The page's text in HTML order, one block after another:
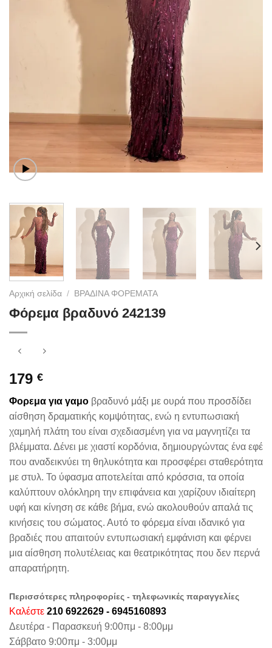
Αρχική σελίδα / ΒΡΑΔΙΝΑ ΦΟΡΕΜΑΤΑ
Φόρεμα βραδυνό 242139
179 €
Φορεμα για γαμο βραδυνό μάξι με ουρά που προσδίδει
αίσθηση δραματικής κομψότητας, ενώ η εντυπωσιακή
χαμηλή πλάτη του είναι σχεδιασμένη για να μαγνητίζει τα
βλέμματα. Δένει με χιαστί κορδόνια, δημιουργώντας ένα εφέ
που αναδεικνύει τη θηλυκότητα και προσφέρει σταθερότητα
με στυλ. Το ύφασμα αποτελείται από κρόσσια, τα οποία
καλύπτουν ολόκληρη την επιφάνεια και χαρίζουν ιδιαίτερη
υφή και κίνηση σε κάθε βήμα, ενώ ακολουθούν απαλά τις
κινήσεις του σώματος. Αυτό το φόρεμα είναι ιδανικό για
βραδιές που απαιτούν εντυπωσιακή εμφάνιση και φέρνει
μια αίσθηση πολυτέλειας και θεατρικότητας που δεν περνά
απαρατήρητη.
Περισσότερες πληροφορίες - τηλεφωνικές παραγγελίες
Καλέστε 210 6922629 - 6945160893
Δευτέρα - Παρασκευή 9:00πμ - 8:00μμ
Σάββατο 9:00πμ - 3:00μμ